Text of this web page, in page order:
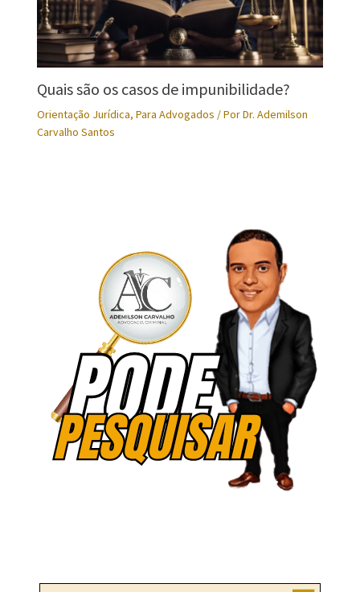
Quais são os casos de impunibilidade?
Orientação Jurídica, Para Advogados / PorDr. Ademilson
Carvalho Santos